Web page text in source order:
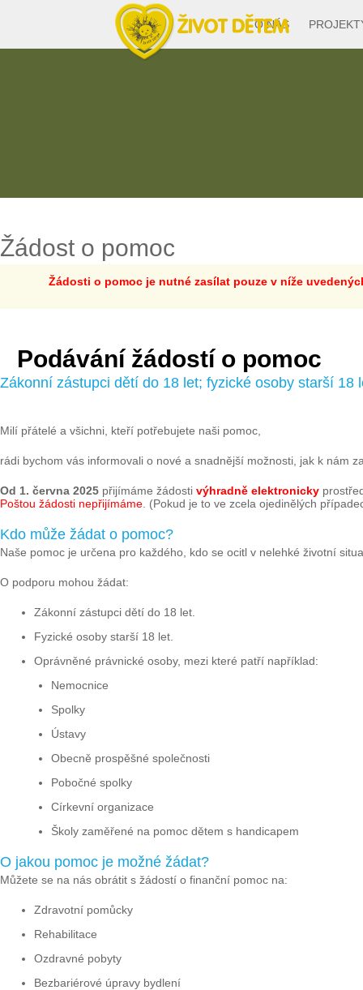
O NÁS
Žádost o pomoc
Žádosti o pomoc je nutné zasílat pouze v níže
Podávání žádostí o pomoc
Zákonní zástupci dětí do 18 let; fyzické osoby starší 18
Milí přátelé a všichni, kteří potřebujete naši pomoc,
rádi bychom vás informovali o nové a snadnější možnosti, jak k nám
Od 1. června 2025 přijímáme žádosti výhradně elektronicky
Poštou žádosti nepřijímáme . (Pokud je to ve zcela ojedinělých
Kdo může žádat o pomoc?
Naše pomoc je určena pro každého, kdo se ocitl v nelehké životní
O podporu mohou žádat:
Zákonní zástupci dětí do 18 let.
Fyzické osoby starší 18 let.
Oprávněné právnické osoby, mezi které patří například:
Nemocnice
Spolky
Ústavy
Obecně prospěšné společnosti
Pobočné spolky
Církevní organizace
Školy zaměřené na pomoc dětem s handicapem
O jakou pomoc je možné žádat?
Můžete se na nás obrátit s žádostí o finanční pomoc na:
Zdravotní pomůcky
Rehabilitace
Ozdravné pobyty
Bezbariérové úpravy bydlení